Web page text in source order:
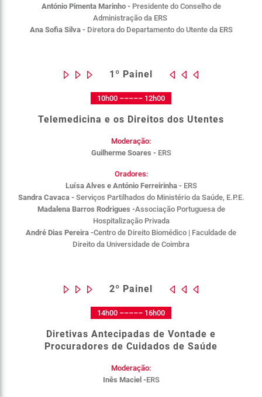
António Pimenta Marinho - Presidente do Conselho de
Administração da ERS
Ana Sofia Silva - Diretora do Departamento do Utente da ERS
1º Painel
10h00 ––––– 12h00
Telemedicina e os Direitos dos Utentes
Moderação:
Guilherme Soares - ERS
Oradores:
Luísa Alves e António Ferreirinha - ERS
Sandra Cavaca - Serviços Partilhados do Ministério da Saúde, E.P.E.
Madalena Barros Rodrigues -Associação Portuguesa de
Hospitalização Privada
André Dias Pereira -Centro de Direito Biomédico | Faculdade de
Direito da Universidade de Coimbra
2º Painel
14h00 ––––– 16h00
Diretivas Antecipadas de Vontade e
Procuradores de Cuidados de Saúde
Moderação:
Inês Maciel -ERS